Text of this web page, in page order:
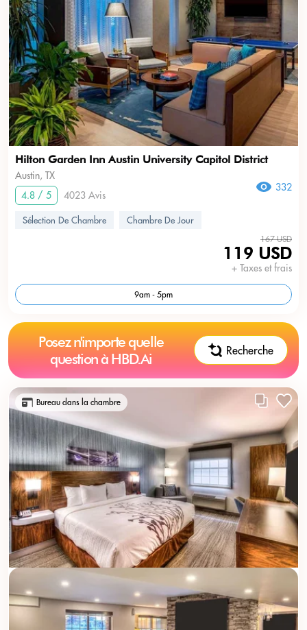
Hilton Garden Inn Austin University Capitol District
Austin, TX
4.8 / 5
4023 Avis
332
Sélection De Chambre Chambre De Jour
167 USD
119 USD
+ Taxes et frais
9am - 5pm
Posez n'importe quelle
question à HBD.Ai
Recherche
Bureau dans la chambre